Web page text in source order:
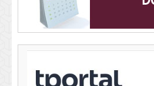
U Glini otvoren Trg hrvatske himne